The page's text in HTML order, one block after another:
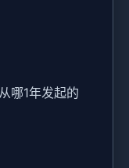
哪1年发起的